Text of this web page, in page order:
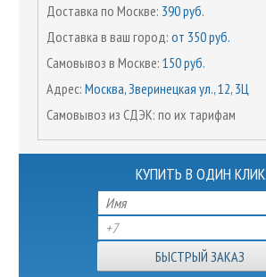
Доставка по Москве: 390 руб.
Доставка в ваш город: от 350 руб.
Самовывоз в Москве: 150 руб.
Адрес: Москва, Зверинецкая ул., 12, 3Ц
Самовывоз из СДЭК: по их тарифам
КУПИТЬ В ОДИН КЛИК